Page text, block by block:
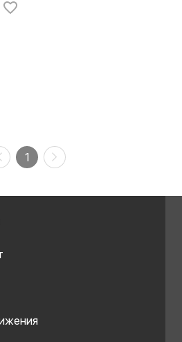
Citroen ZX, 1996 г.
1